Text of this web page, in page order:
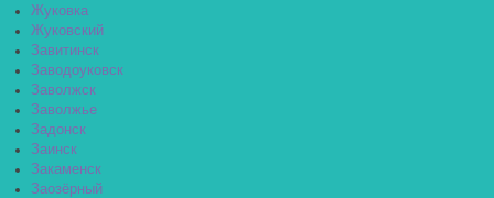
Жуковка
Жуковский
Завитинск
Заводоуковск
Заволжск
Заволжье
Задонск
Заинск
Закаменск
Заозёрный